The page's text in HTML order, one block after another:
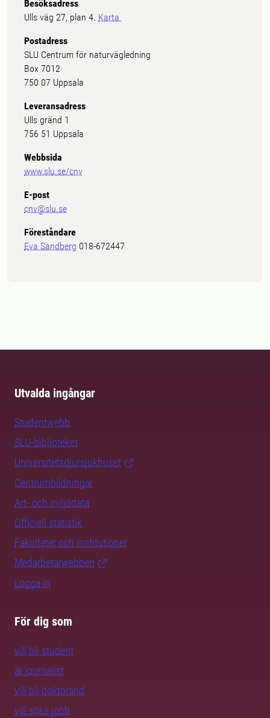
Besöksadress
Ulls väg 27, plan 4. Karta
Postadress
SLU Centrum för naturvägledning
Box 7012
750 07 Uppsala
Leveransadress
Ulls gränd 1
756 51 Uppsala
Webbsida
www.slu.se/cnv
E-post
cnv@slu.se
Föreståndare
Eva Sandberg 018-672447
Utvalda ingångar
Studentwebb
SLU-biblioteket
Universitetsdjursjukhuset
Centrumbildningar
Art- och miljödata
Officiell statistik
Fakulteter och institutioner
Medarbetarwebben
Logga in
För dig som
vill bli student
är journalist
vill bli doktorand
vill söka jobb